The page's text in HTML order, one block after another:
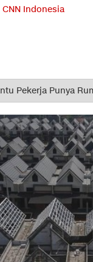
CNN Indonesia